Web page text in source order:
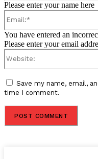
Please enter your name here
You have entered an
Please enter your email
Save my name, email,
time I comment.